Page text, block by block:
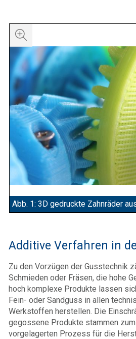
Abb. 1: 3D gedruckte Zahnräder
Additive Verfahren in
Zu den Vorzügen der Gusstechnik
Schmieden oder Fräsen, die hohe
hoch komplexe Produkte lassen
Fein- oder Sandguss in allen
Werkstoffen herstellen. Die
gegossene Produkte stammen
vorgelagerten Prozess für die